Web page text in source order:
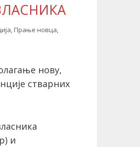
, Прање новца,
нову,
стварних
и